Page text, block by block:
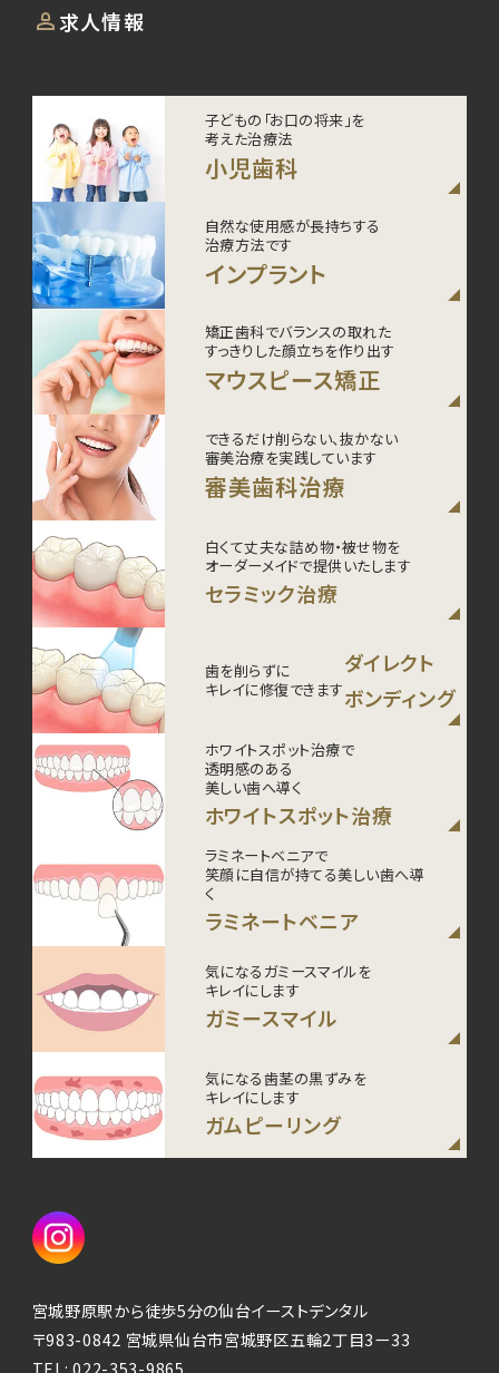
求人情報
子どもの「お口の将来」を
考えた治療法
小児歯科
自然な使用感が長持ちする
治療方法です
インプラント
矯正歯科でバランスの取れた
すっきりした顔立ちを作り出す
マウスピース矯正
できるだけ削らない、抜かない
審美治療を実践しています
審美歯科治療
白くて丈夫な詰め物・被せ物を
オーダーメイドで提供いたします
セラミック治療
歯を削らずに
キレイに修復できます
ダイレクト
ボンディング
ホワイトスポット治療で
透明感のある
美しい歯へ導く
ホワイトスポット治療
ラミネートベニアで
笑顔に自信が持てる美しい歯へ導
く
ラミネートベニア
気になるガミースマイルを
キレイにします
ガミースマイル
気になる歯茎の黒ずみを
キレイにします
ガムピーリング
宮城野原駅から徒歩5分の仙台イーストデンタル
〒983-0842 宮城県仙台市宮城野区五輪2丁目3ー33
TEL:022-353-9865